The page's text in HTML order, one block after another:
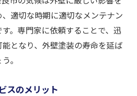
適切な時期に適切なメンテナン
。専門家に依頼することで、迅
となり、外壁塗装の寿命を延ば
。
スのメリット